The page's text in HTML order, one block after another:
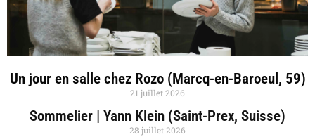
Un jour en salle chez Rozo (Marcq-en-Baroeul, 59)
21 juillet 2026
Sommelier | Yann Klein (Saint-Prex, Suisse)
28 juillet 2026